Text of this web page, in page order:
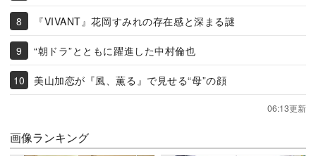
『VIVANT』花岡すみれの存在感と深まる謎
“朝ドラ”とともに躍進した中村倫也
美山加恋が『風、薫る』で見せる“母”の顔
06:13更新
画像ランキング